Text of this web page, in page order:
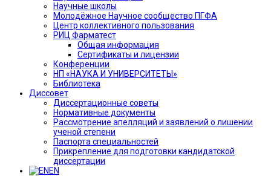
Научные школы
Молодёжное Научное сообщество ПГФА
Центр коллективного пользования
РИЦ Фарматест
Общая информация
Сертификаты и лицензии
Конференции
НП «НАУКА И УНИВЕРСИТЕТЫ»
Библиотека
Диссовет
Диссертационные советы
Нормативные документы
Рассмотрение апелляций и заявлений о лишении
ученой степени
Паспорта специальностей
Прикрепление для подготовки кандидатской
диссертации
EN